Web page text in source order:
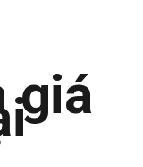
giá